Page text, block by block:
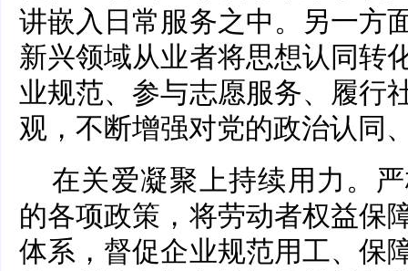
讲嵌入日常服务之中。另一方
新兴领域从业者将思想认同转
业规范、参与志愿服务、履行
观，不断增强对党的政治认同
在关爱凝聚上持续用力。
的各项政策，将劳动者权益保
体系，督促企业规范用工、保